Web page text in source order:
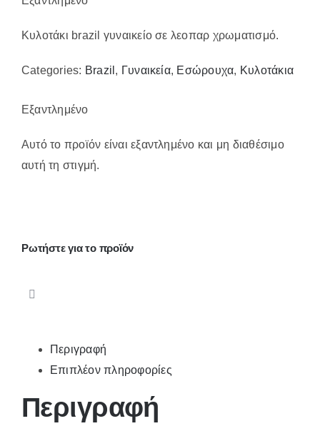
Κυλοτάκι brazil γυναικείο σε λεοπαρ χρωματισμό.
Categories: Brazil , Γυναικεία, Εσώρουχα, Κυλοτάκια
Εξαντλημένο
Αυτό το προϊόν είναι εξαντλημένο και μη διαθέσιμο
αυτή τη στιγμή.
Ρωτήστε για το προϊόν
Περιγραφή
Επιπλέον πληροφορίες
Περιγραφή